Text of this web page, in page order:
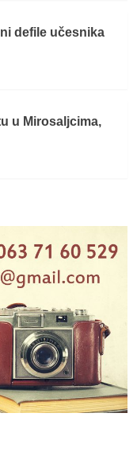
defile učesnika
u Mirosaljcima,